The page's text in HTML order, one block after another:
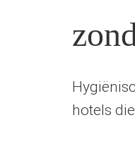
hotels